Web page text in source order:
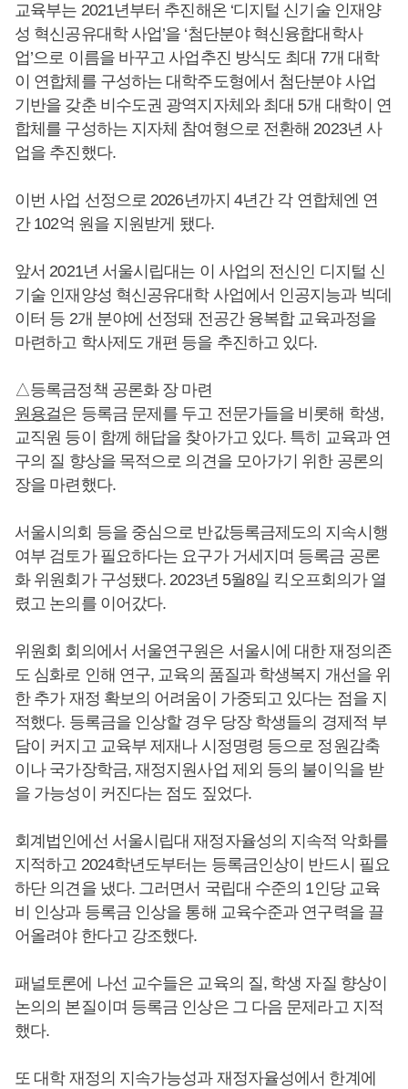
교육부는 2021년부터 추진해온 ‘디지털 신기술 인재양
성 혁신공유대학 사업’을 ‘첨단분야 혁신융합대학사
업’으로 이름을 바꾸고 사업추진 방식도 최대 7개 대학
이 연합체를 구성하는 대학주도형에서 첨단분야 사업
기반을 갖춘 비수도권 광역지자체와 최대 5개 대학이 연
합체를 구성하는 지자체 참여형으로 전환해 2023년 사
업을 추진했다.
이번 사업 선정으로 2026년까지 4년간 각 연합체엔 연
간 102억 원을 지원받게 됐다.
앞서 2021년 서울시립대는 이 사업의 전신인 디지털 신
기술 인재양성 혁신공유대학 사업에서 인공지능과 빅데
이터 등 2개 분야에 선정돼 전공간 융복합 교육과정을
마련하고 학사제도 개편 등을 추진하고 있다.
△등록금정책 공론화 장 마련
원용걸은 등록금 문제를 두고 전문가들을 비롯해 학생,
교직원 등이 함께 해답을 찾아가고 있다. 특히 교육과 연
구의 질 향상을 목적으로 의견을 모아가기 위한 공론의
장을 마련했다.
서울시의회 등을 중심으로 반값등록금제도의 지속시행
여부 검토가 필요하다는 요구가 거세지며 등록금 공론
화 위원회가 구성됐다. 2023년 5월8일 킥오프회의가 열
렸고 논의를 이어갔다.
위원회 회의에서 서울연구원은 서울시에 대한 재정의존
도 심화로 인해 연구, 교육의 품질과 학생복지 개선을 위
한 추가 재정 확보의 어려움이 가중되고 있다는 점을 지
적했다. 등록금을 인상할 경우 당장 학생들의 경제적 부
담이 커지고 교육부 제재나 시정명령 등으로 정원감축
이나 국가장학금, 재정지원사업 제외 등의 불이익을 받
을 가능성이 커진다는 점도 짚었다.
회계법인에선 서울시립대 재정자율성의 지속적 악화를
지적하고 2024학년도부터는 등록금인상이 반드시 필요
하단 의견을 냈다. 그러면서 국립대 수준의 1인당 교육
비 인상과 등록금 인상을 통해 교육수준과 연구력을 끌
어올려야 한다고 강조했다.
패널토론에 나선 교수들은 교육의 질, 학생 자질 향상이
논의의 본질이며 등록금 인상은 그 다음 문제라고 지적
했다.
또 대학 재정의 지속가능성과 재정자율성에서 한계에